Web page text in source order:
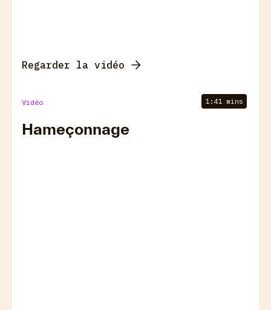
Regarder la vidéo
Vidéo 1:41 mins
Hameçonnage